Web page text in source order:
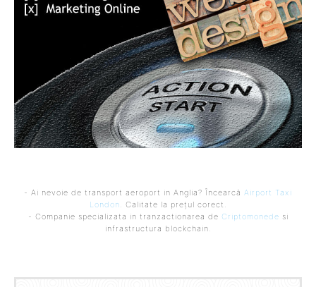
- Ai nevoie de transport aeroport in Anglia? Încearcă Airport Taxi
London. Calitate la prețul corect.
- Companie specializata in tranzactionarea de Criptomonede si
infrastructura blockchain.